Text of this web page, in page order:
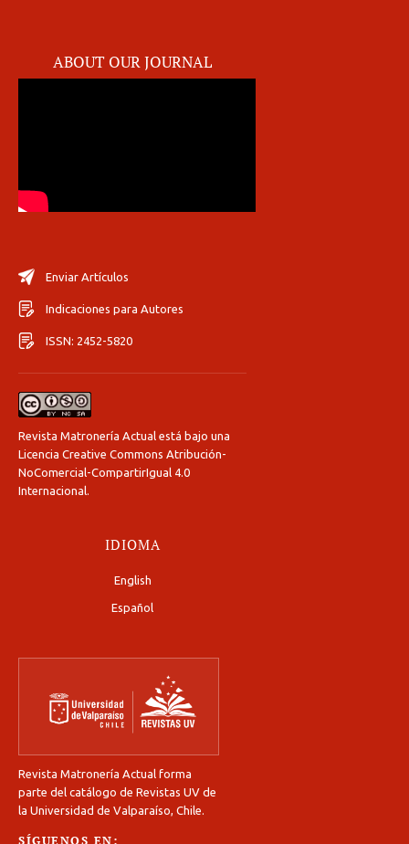
ABOUT OUR JOURNAL
Enviar Artículos
Indicaciones para Autores
ISSN: 2452-5820
Revista Matronería Actual está bajo una
Licencia Creative Commons Atribución-
NoComercial-CompartirIgual 4.0
Internacional.
IDIOMA
English
Español
Revista Matronería Actual forma
parte del catálogo de Revistas UV de
la Universidad de Valparaíso, Chile.